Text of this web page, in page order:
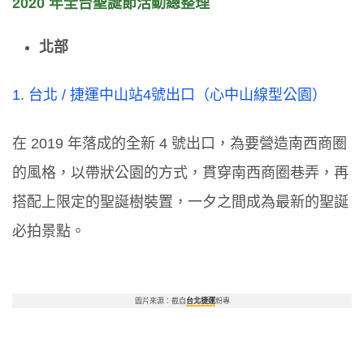
北部
1. 台北 / 捷運中山站4號出口（心中山線型公園）
在 2019 年落成的全新 4 號出口，為要營造南西商圈
的風格，以帶狀公園的方式，貫穿南西商圈巷弄，再
搭配上限定的聖誕樹裝置，一夕之間成為最新的聖誕
必拍景點。
圖片來源：截自 台北捷運粉專